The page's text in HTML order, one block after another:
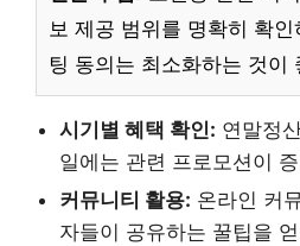
보 제공 범위를 명확히 확인
팅 동의는 최소화하는 것이
시기별 혜택 확인: 연말정
일에는 관련 프로모션이
커뮤니티 활용: 온라인 커
자들이 공유하는 꿀팁을